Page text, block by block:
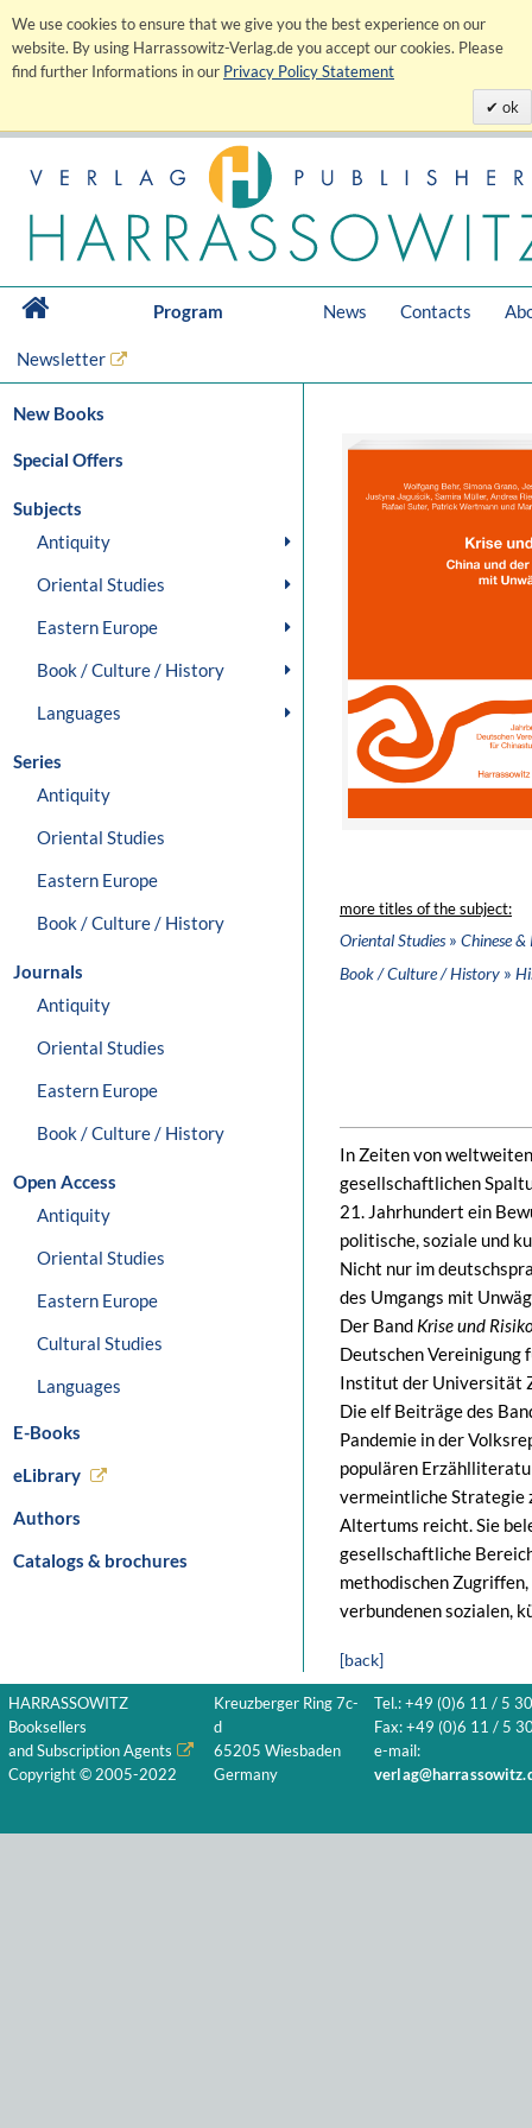
We use cookies to ensure that we give you the best experience on our
website. By using Harrassowitz-Verlag.de you accept our cookies. Please
find further Informations in our Privacy Policy Statement
ok
Program News Contacts
Newsletter
New Books
Special Offers
Subjects
Antiquity
Oriental Studies
Eastern Europe
Book / Culture / History
Languages
Series
Antiquity
Oriental Studies
Eastern Europe
Book / Culture / History
Journals
Antiquity
Oriental Studies
Eastern Europe
Book / Culture / History
Open Access
Antiquity
Oriental Studies
Eastern Europe
Cultural Studies
Languages
E-Books
eLibrary
Authors
Catalogs & brochures
more titles of the subject:
Oriental Studies» Chinese &
Book / Culture / History »
In Zeiten von
gesellschaftlichen
21. Jahrhundert ein
politische, soziale und
Nicht nur im
des Umgangs mit
Der Band Krise und
Deutschen Vereinigung
Institut der Universität
Die elf Beiträge des
Pandemie in der
populären
vermeintliche Strategie
Altertums reicht. Sie
gesellschaftliche
methodischen
verbundenen sozialen,
[back]
HARRASSOWITZ
Booksellers
and Subscription Agents
Copyright © 2005-2022
Kreuzberger Ring 7c-
d
65205 Wiesbaden
Germany
Tel.: +49 (0)6 11 / 5
Fax: +49 (0)6 11 / 5
e-mail: